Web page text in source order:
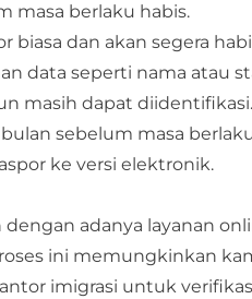
masa berlaku habis.
dan akan segera
data seperti nama atau
masih dapat diidentifikasi.
sebelum masa
ke versi elektronik.
adanya layanan
ini memungkinkan
imigrasi untuk